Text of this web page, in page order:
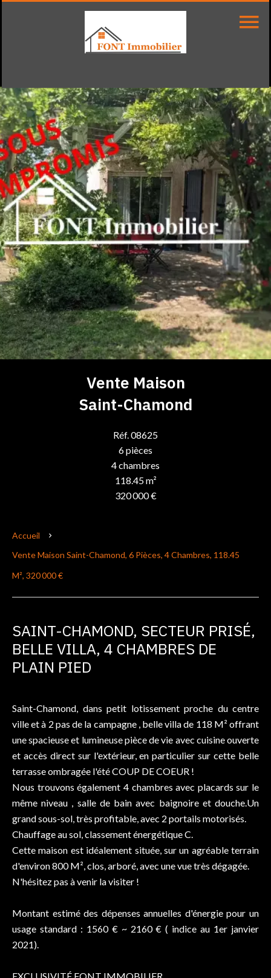
Vente Maison
Saint-Chamond
Réf. 08625
6 pièces
4 chambres
118.45 m²
320 000 €
Accueil
Vente Maison Saint-Chamond, 6 Pièces, 4 Chambres, 118.45
M², 320 000 €
SAINT-CHAMOND, SECTEUR PRISÉ,
BELLE VILLA, 4 CHAMBRES DE
PLAIN PIED
Saint-Chamond, dans petit lotissement proche du centre
ville et à 2 pas de la campagne , belle villa de 118 M² offrant
une spacieuse et lumineuse pièce de vie avec cuisine ouverte
et accès direct sur l'extérieur, en particulier sur cette belle
terrasse ombragée l'été COUP DE COEUR !
Nous trouvons également 4 chambres avec placards sur le
même niveau , salle de bain avec baignoire et douche.Un
grand sous-sol, très profitable, avec 2 portails motorisés.
Chauffage au sol, classement énergétique C.
Cette maison est idéalement située, sur un agréable terrain
d'environ 800 M², clos, arboré, avec une vue très dégagée.
N'hésitez pas à venir la visiter !
Montant estimé des dépenses annuelles d'énergie pour un
usage standard : 1560 € ~ 2160 € ( indice au 1er janvier
2021).